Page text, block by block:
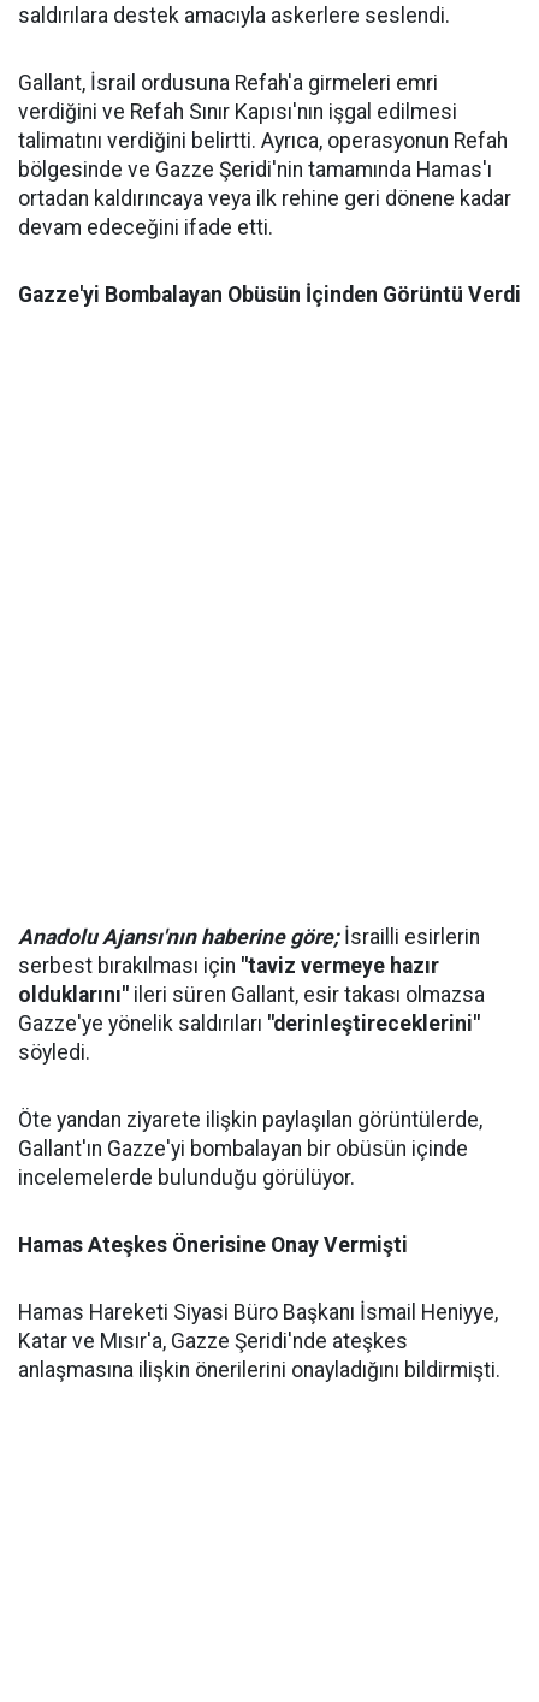
saldırılara destek amacıyla askerlere seslendi.
Gallant, İsrail ordusuna Refah'a girmeleri emri
verdiğini ve Refah Sınır Kapısı'nın işgal edilmesi
talimatını verdiğini belirtti. Ayrıca, operasyonun Refah
bölgesinde ve Gazze Şeridi'nin tamamında Hamas'ı
ortadan kaldırıncaya veya ilk rehine geri dönene kadar
devam edeceğini ifade etti.
Gazze'yi Bombalayan Obüsün İçinden Görüntü Verdi
Anadolu Ajansı'nın haberine göre;İsrailli esirlerin
serbest bırakılması için "taviz vermeye hazır
olduklarını" ileri süren Gallant, esir takası olmazsa
Gazze'ye yönelik saldırıları "derinleştireceklerini"
söyledi.
Öte yandan ziyarete ilişkin paylaşılan görüntülerde,
Gallant'ın Gazze'yi bombalayan bir obüsün içinde
incelemelerde bulunduğu görülüyor.
Hamas Ateşkes Önerisine Onay Vermişti
Hamas Hareketi Siyasi Büro Başkanı İsmail Heniyye,
Katar ve Mısır'a, Gazze Şeridi'nde ateşkes
anlaşmasına ilişkin önerilerini onayladığını bildirmişti.